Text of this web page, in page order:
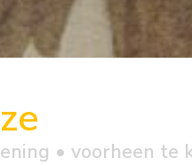
• voorheen te